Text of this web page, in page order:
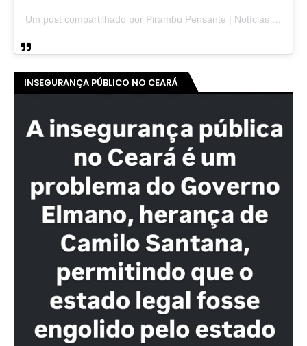
Um post compartilhado por Pirambu Pensante | Notícias & Entretenimento (@pirambupensante)
INSEGURANÇA PÚBLICO NO CEARÁ